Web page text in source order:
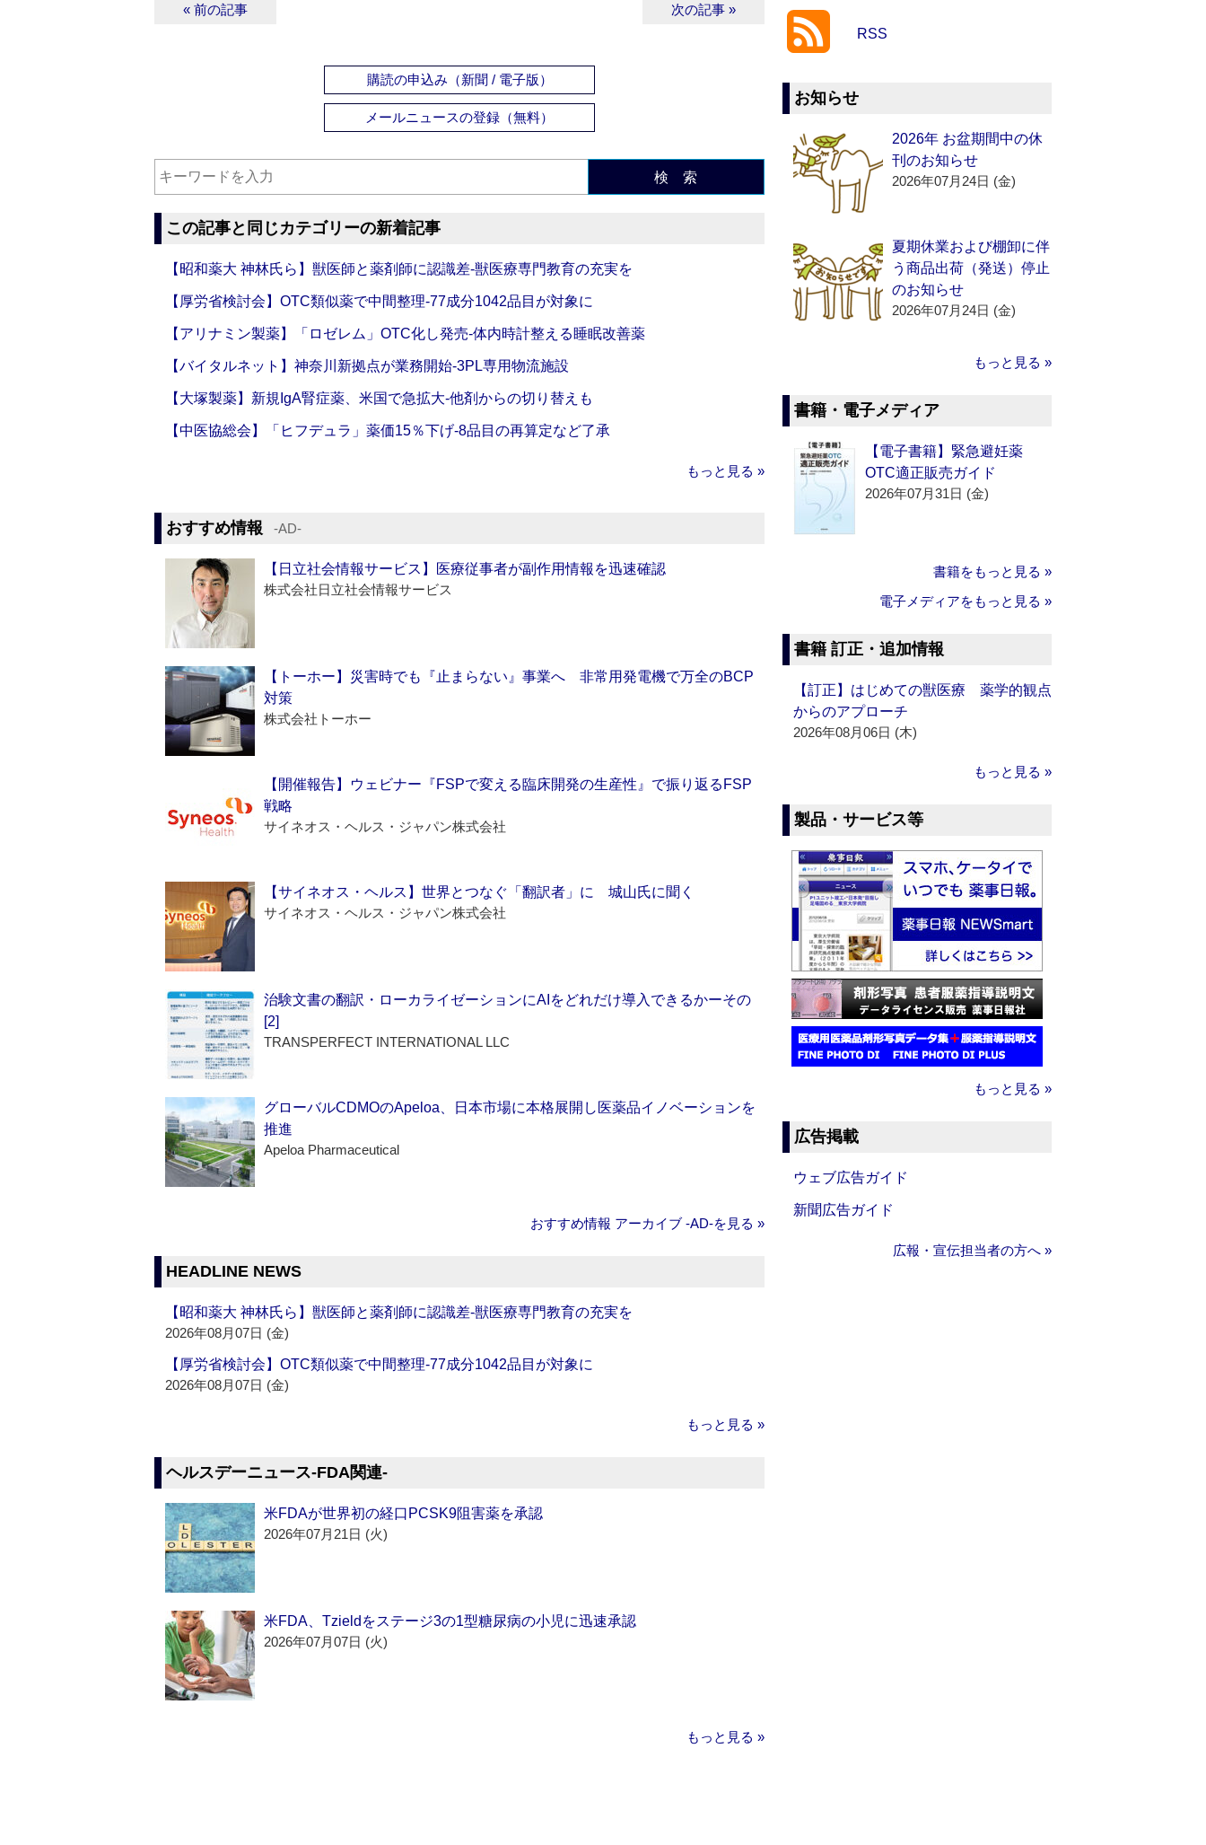
« 前の記事 次の記事 »
購読の申込み（新聞 / 電子版）
メールニュースの登録（無料）
検 索
この記事と同じカテゴリーの新着記事
【昭和薬大 神林氏ら】獣医師と薬剤師に認識差‐獣医療専門教育の充実を
【厚労省検討会】OTC類似薬で中間整理‐77成分1042品目が対象に
【アリナミン製薬】「ロゼレム」OTC化し発売‐体内時計整える睡眠改善薬
【バイタルネット】神奈川新拠点が業務開始‐3PL専用物流施設
【大塚製薬】新規IgA腎症薬、米国で急拡大‐他剤からの切り替えも
【中医協総会】「ヒフデュラ」薬価15％下げ‐8品目の再算定など了承
もっと見る »
おすすめ情報 ‐AD‐
【日立社会情報サービス】医療従事者が副作用情報を迅速確認
株式会社日立社会情報サービス
【トーホー】災害時でも『止まらない』事業へ 非常用発電機で万全のBCP
対策
株式会社トーホー
【開催報告】ウェビナー『FSPで変える臨床開発の生産性』で振り返るFSP
戦略
サイネオス・ヘルス・ジャパン株式会社
【サイネオス・ヘルス】世界とつなぐ「翻訳者」に 城山氏に聞く
サイネオス・ヘルス・ジャパン株式会社
治験文書の翻訳・ローカライゼーションにAIをどれだけ導入できるかーその
[2]
TRANSPERFECT INTERNATIONAL LLC
グローバルCDMOのApeloa、日本市場に本格展開し医薬品イノベーションを
推進
Apeloa Pharmaceutical
おすすめ情報 アーカイブ ‐AD‐を見る »
HEADLINE NEWS
【昭和薬大 神林氏ら】獣医師と薬剤師に認識差‐獣医療専門教育の充実を
2026年08月07日 (金)
【厚労省検討会】OTC類似薬で中間整理‐77成分1042品目が対象に
2026年08月07日 (金)
もっと見る »
ヘルスデーニュース‐FDA関連‐
米FDAが世界初の経口PCSK9阻害薬を承認
2026年07月21日 (火)
米FDA、Tzieldをステージ3の1型糖尿病の小児に迅速承認
2026年07月07日 (火)
もっと見る »
RSS
お知らせ
2026年 お盆期間中の休
刊のお知らせ
2026年07月24日 (金)
夏期休業および棚卸に伴
う商品出荷（発送）停止
のお知らせ
2026年07月24日 (金)
もっと見る »
書籍・電子メディア
【電子書籍】緊急避妊薬
OTC適正販売ガイド
2026年07月31日 (金)
書籍をもっと見る »
電子メディアをもっと見る »
書籍 訂正・追加情報
【訂正】はじめての獣医療 薬学的観点
からのアプローチ
2026年08月06日 (木)
もっと見る »
製品・サービス等
もっと見る »
広告掲載
ウェブ広告ガイド
新聞広告ガイド
広報・宣伝担当者の方へ »